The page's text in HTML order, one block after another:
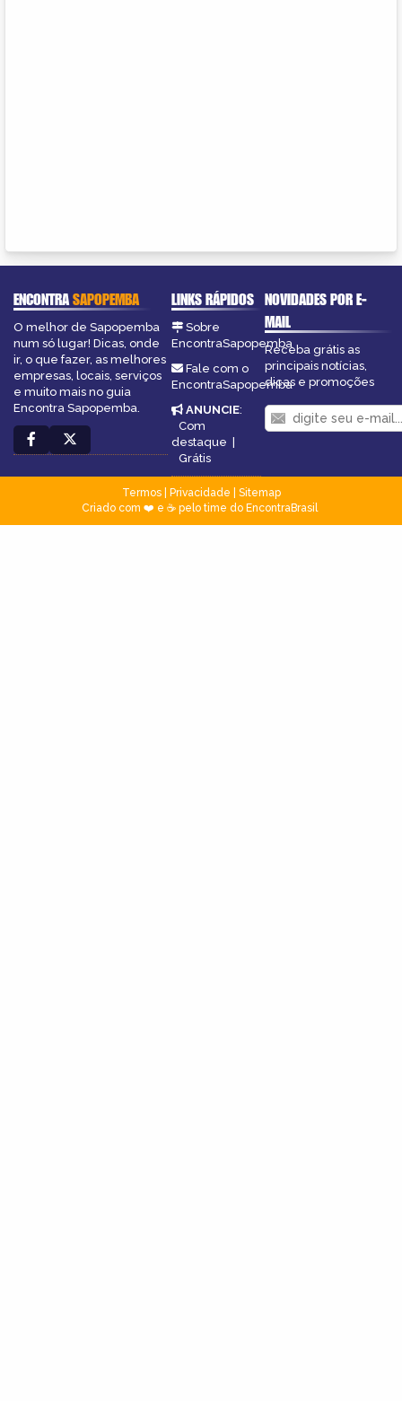
ENCONTRASAPOPEMBA
O melhor de Sapopemba
num só lugar! Dicas, onde
ir, o que fazer, as melhores
empresas, locais, serviços
e muito mais no guia
Encontra Sapopemba.
LINKS RÁPIDOS
Sobre
EncontraSapopemba
Fale com o
EncontraSapopemba
ANUNCIE:
Com
destaque |
Grátis
NOVIDADES POR E-
MAIL
Receba grátis as
principais notícias,
dicas e promoções
Termos| Privacidade
Sitemap
Criado com ❤️ e ☕ pelo time do EncontraBrasil